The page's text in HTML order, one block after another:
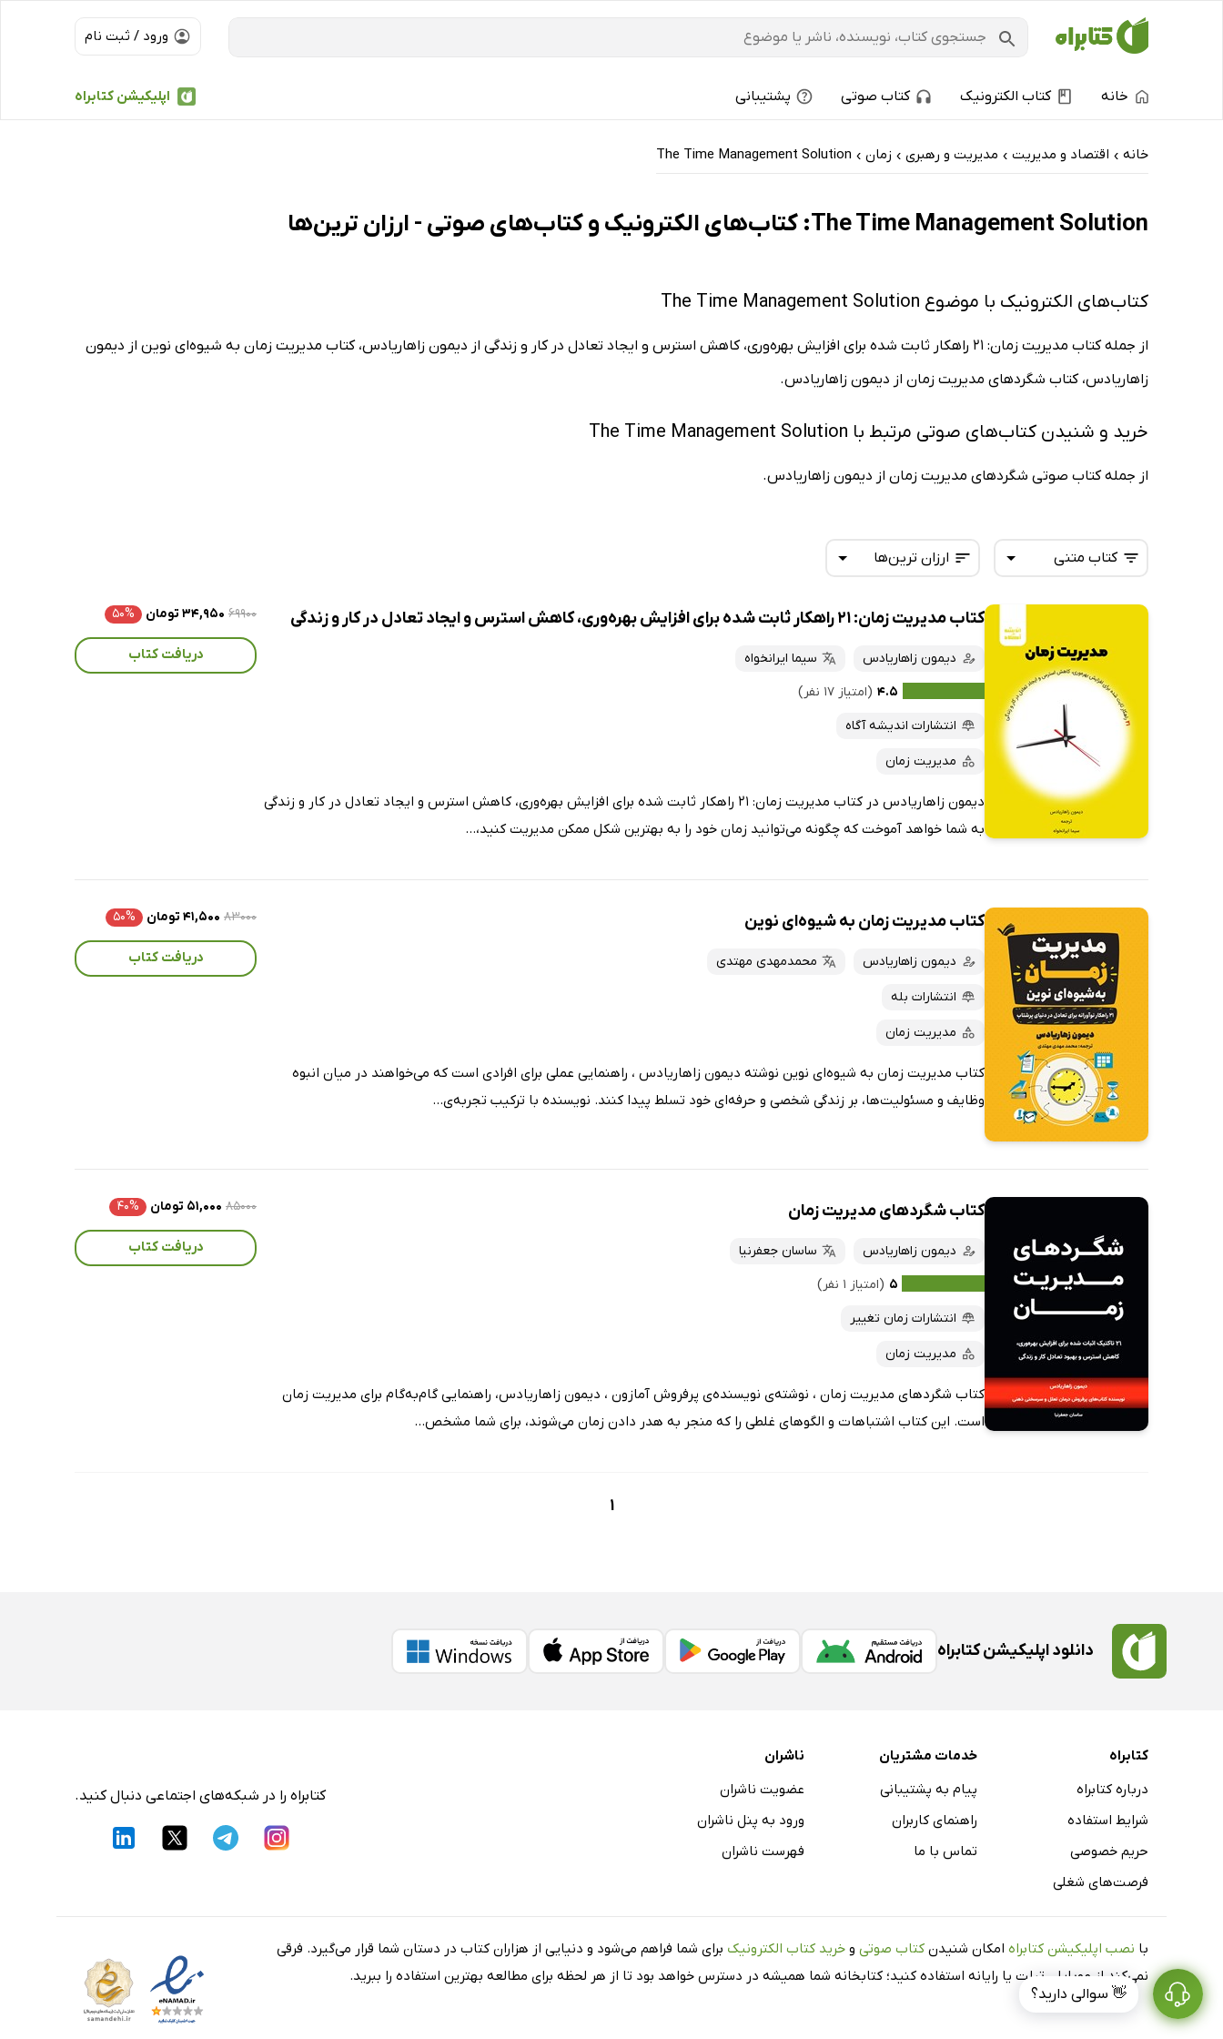
ورود / ثبت نام
اپلیکیشن کتابراه خانه کتاب الکترونیک کتاب صوتی پشتیبانی
خانه › اقتصاد و مدیریت › مدیریت و رهبری › زمان ›
The Time Management Solution
The Time Management Solution: کتاب‌های الکترونیک و کتاب‌های صوتی - ارزان ترین‌ها
کتاب‌های الکترونیک با موضوع The Time Management Solution
از جمله کتاب مدیریت زمان: 21 راهکار ثابت شده برای افزایش بهره‌وری، کاهش استرس و ایجاد تعادل در کار و زندگی از دیمون زاهاریادس، کتاب مدیریت زمان به شیوه‌ای نوین از دیمون
زاهاریادس، کتاب شگردهای مدیریت زمان از دیمون زاهاریادس.
خرید و شنیدن کتاب‌های صوتی مرتبط با The Time Management Solution
از جمله کتاب صوتی شگردهای مدیریت زمان از دیمون زاهاریادس.
ارزان ترین‌ها
تازه‌ها
داغ‌ترین‌ها
پربحث‌ها
ارزان ترین‌ها
کتاب متنی
کتاب‌های صوتی
کتاب‌های متنی
کتاب مدیریت زمان: 21 راهکار ثابت شده برای افزایش بهره‌وری، کاهش استرس و ایجاد تعادل در کار و زندگی
دیمون زاهاریادس
سیما ایرانخواه
۴.۵ (امتیاز ۱۷ نفر)
انتشارات اندیشه آگاه
مدیریت زمان
دیمون زاهاریادس در کتاب مدیریت زمان: 21 راهکار ثابت شده برای افزایش بهره‌وری، کاهش استرس و ایجاد تعادل در کار و زندگی
به شما خواهد آموخت که چگونه می‌توانید زمان خود را به بهترین شکل ممکن مدیریت کنید،...
۶۹۹۰۰ ۳۴,۹۵۰ تومان ۵۰%
دریافت کتاب
کتاب مدیریت زمان به شیوه‌ای نوین
دیمون زاهاریادس محمدمهدی مهتدی
انتشارات بله
مدیریت زمان
کتاب مدیریت زمان به شیوه‌ای نوین نوشته دیمون زاهاریادس ، راهنمایی عملی برای افرادی است که می‌خواهند در میان انبوه
وظایف و مسئولیت‌ها، بر زندگی شخصی و حرفه‌ای خود تسلط پیدا کنند. نویسنده با ترکیب تجربه‌ی...
۸۳۰۰۰ ۴۱,۵۰۰ تومان ۵۰%
دریافت کتاب
کتاب شگردهای مدیریت زمان
دیمون زاهاریادس
ساسان جعفرنیا
۵ (امتیاز ۱ نفر)
انتشارات زمان تغییر
مدیریت زمان
کتاب شگردهای مدیریت زمان ، نوشته‌ی نویسنده‌ی پرفروش آمازون ، دیمون زاهاریادس، راهنمایی گام‌به‌گام برای مدیریت زمان
است. این کتاب اشتباهات و الگوهای غلطی را که منجر به هدر دادن زمان می‌شوند، برای شما مشخص...
۸۵۰۰۰ ۵۱,۰۰۰ تومان ۴۰%
دریافت کتاب
1
👋 سوالی دارید؟
دانلود اپلیکیشن کتابراه
کتابراه
درباره کتابراه
شرایط استفاده
حریم خصوصی
فرصت‌های شغلی
خدمات مشتریان
پیام به پشتیبانی
راهنمای کاربران
تماس با ما
ناشران
عضویت ناشران
ورود به پنل ناشران
فهرست ناشران
کتابراه را در شبکه‌های اجتماعی دنبال کنید.
با نصب اپلیکیشن کتابراه امکان شنیدن کتاب صوتی و خرید کتاب الکترونیک برای شما فراهم می‌شود و دنیایی از هزاران کتاب در دستان شما قرار می‌گیرد. فرقی
نمی‌کند از موبایل، تبلت یا رایانه استفاده کنید؛ کتابخانه شما همیشه در دسترس خواهد بود تا از هر لحظه برای مطالعه بهترین استفاده را ببرید.